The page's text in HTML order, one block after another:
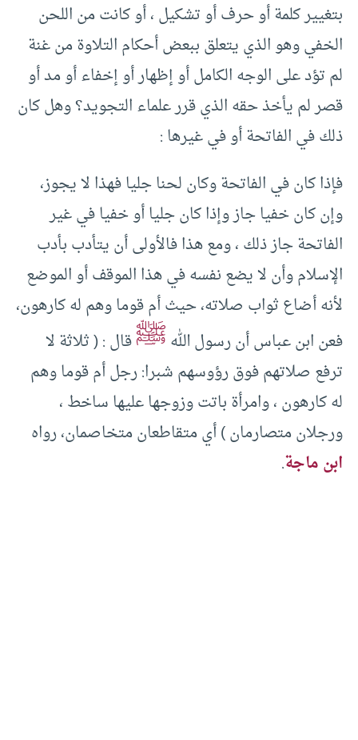
بتغيير كلمة أو حرف أو تشكيل ، أو كانت من اللحن
الخفي وهو الذي يتعلق ببعض أحكام التلاوة من غنة
لم تؤد على الوجه الكامل أو إظهار أو إخفاء أو مد أو
قصر لم يأخذ حقه الذي قرر علماء التجويد؟ وهل كان
ذلك في الفاتحة أو في غيرها :
فإذا كان في الفاتحة وكان لحنا جليا فهذا لا يجوز،
وإن كان خفيا جاز وإذا كان جليا أو خفيا في غير
الفاتحة جاز ذلك ، ومع هذا فالأولى أن يتأدب بأدب
الإسلام وأن لا يضع نفسه في هذا الموقف أو الموضع
لأنه أضاع ثواب صلاته، حيث أم قوما وهم له كارهون،
فعن ابن عباس أن رسول اللهﷺقال : ( ثلاثة لا
ترفع صلاتهم فوق رؤوسهم شبرا: رجل أم قوما وهم
له كارهون ، وامرأة باتت وزوجها عليها ساخط ،
ورجلان متصارمان ) أي متقاطعان متخاصمان، رواه
ابن ماجة.